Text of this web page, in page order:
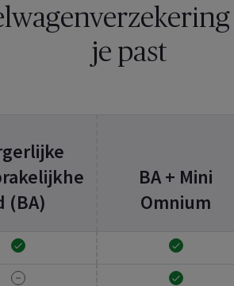
je past
(BA)
BA + Mini
Omnium